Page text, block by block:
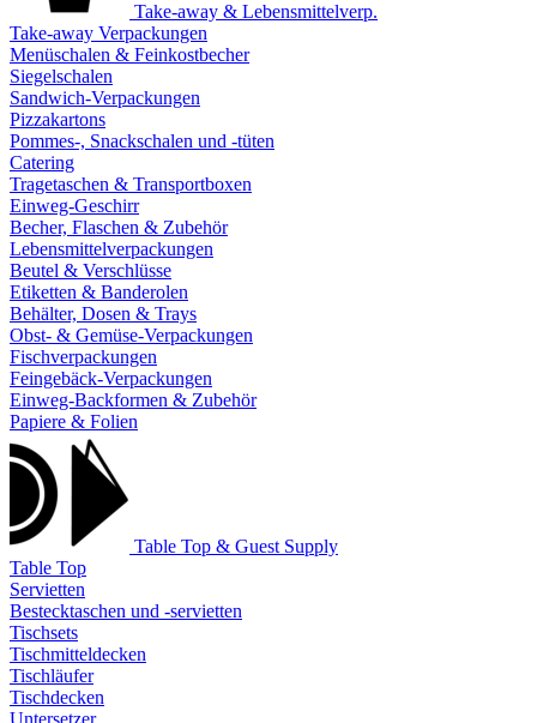
Take-away & Lebensmittelverp.
Take-away Verpackungen
Menüschalen & Feinkostbecher
Siegelschalen
Sandwich-Verpackungen
Pizzakartons
Pommes-, Snackschalen und -tüten
Catering
Tragetaschen & Transportboxen
Einweg-Geschirr
Becher, Flaschen & Zubehör
Lebensmittelverpackungen
Beutel & Verschlüsse
Etiketten & Banderolen
Behälter, Dosen & Trays
Obst- & Gemüse-Verpackungen
Fischverpackungen
Feingebäck-Verpackungen
Einweg-Backformen & Zubehör
Papiere & Folien
Table Top & Guest Supply
Table Top
Servietten
Bestecktaschen und -servietten
Tischsets
Tischmitteldecken
Tischläufer
Tischdecken